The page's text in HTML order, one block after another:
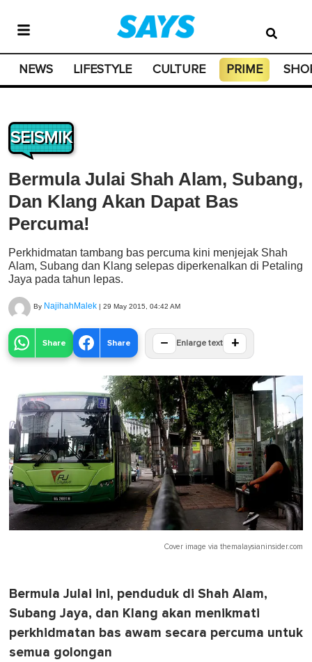
NEWS LIFESTYLE CULTURE PRIME
SEISMIK
Bermula Julai Shah Alam, Subang,
Dan Klang Akan Dapat Bas
Percuma!
Perkhidmatan tambang bas percuma kini menjejak Shah
Alam, Subang dan Klang selepas diperkenalkan di Petaling
Jaya pada tahun lepas.
By NajihahMalek | 29 May 2015, 04:42 AM
Share Share − Enlarge text +
Cover image via themalaysianinsider.com
Bermula Julai ini, penduduk di Shah Alam,
Subang Jaya, dan Klang akan menikmati
perkhidmatan bas awam secara percuma untuk
semua golongan